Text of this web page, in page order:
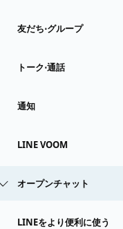
友だち⋅グループ
トーク⋅通話
通知
LINE VOOM
オープンチャット
LINEをより便利に使う